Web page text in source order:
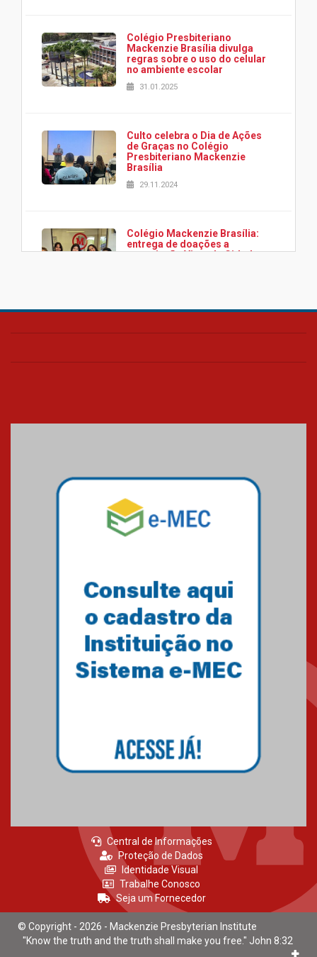
Colégio Presbiteriano
Mackenzie Brasília divulga
regras sobre o uso do celular
no ambiente escolar
31.01.2025
Culto celebra o Dia de Ações
de Graças no Colégio
Presbiteriano Mackenzie
Brasília
29.11.2024
Colégio Mackenzie Brasília:
entrega de doações a
associação Viver da Cidade
Colégio Presbiteriano
os funcionários
07.11.2024
Equipe de saltos ornamentais
do Mackenzie Brasília
Gravação do projeto “Mais de
31 mil vozes com a Palavra” é
realizado no Colégio
Mackenzie Brasília
25.10.2024
Brasília conquistam medalhas
em importantes competições
de Matemática
04.10.2024
Central de Informações
Proteção de Dados
Identidade Visual
Trabalhe Conosco
Seja um Fornecedor
© Copyright - 2026 - Mackenzie Presbyterian Institute
"Know the truth and the truth shall make you free." John 8:32